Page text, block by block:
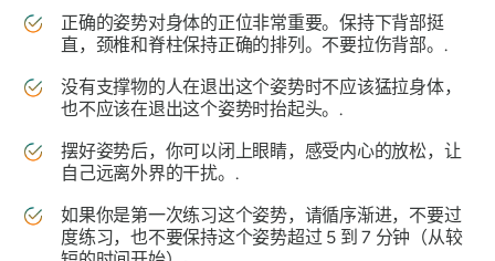
正确的姿势对身体的正位非常重要。保持下背部挺
直，颈椎和脊柱保持正确的排列。不要拉伤背部。.
没有支撑物的人在退出这个姿势时不应该猛拉身体，
也不应该在退出这个姿势时抬起头。.
摆好姿势后，你可以闭上眼睛，感受内心的放松，让
自己远离外界的干扰。.
如果你是第一次练习这个姿势，请循序渐进，不要过
度练习，也不要保持这个姿势超过 5 到 7 分钟（从较